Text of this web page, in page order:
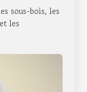
sous-bois, les
les